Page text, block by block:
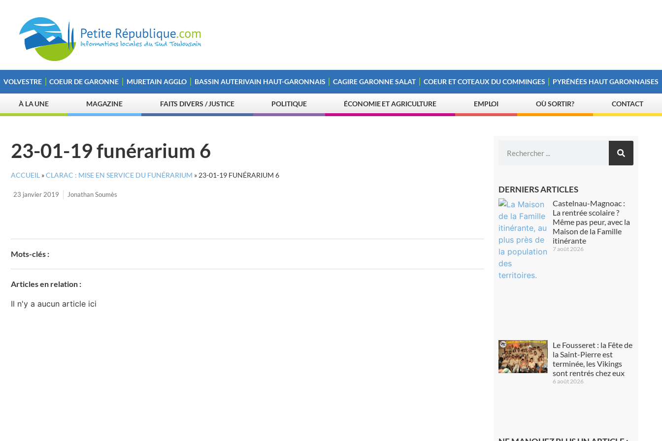
VOLVESTRE COEUR DE GARONNE MURETAIN AGGLO BASSIN AUTERIVAIN HAUT-GARONNAIS CAGIRE GARONNE SALAT COEUR ET COTEAUX DU COMMINGES PYRÉNÉES HAUT GARONNAISES
À LA UNE MAGAZINE FAITS DIVERS / JUSTICE POLITIQUE ÉCONOMIE ET AGRICULTURE EMPLOI OÙ SORTIR? CONTACT
23-01-19 funérarium 6
ACCUEIL »CLARAC : MISE EN SERVICE DU FUNÉRARIUM » 23-01-19 FUNÉRARIUM 6
23 janvier 2019 Jonathan Soumès
Mots-clés :
Articles en relation :
Il n'y a aucun article ici
DERNIERS ARTICLES
Castelnau-Magnoac :
La rentrée scolaire ?
Même pas peur, avec la
Maison de la Famille
itinérante
7 août 2026
Le Fousseret : la Fête de
la Saint-Pierre est
terminée, les Vikings
sont rentrés chez eux
6 août 2026